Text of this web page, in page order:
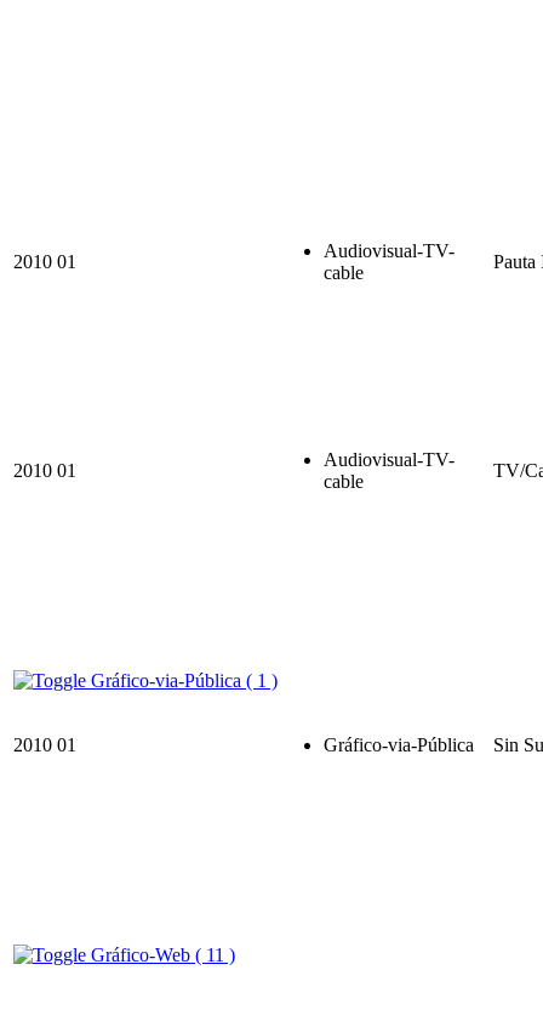
2010 01
Audiovisual-TV-
cable
2010 01
Audiovisual-TV-
cable
TV/
Gráfico-via-Pública ( 1 )
2010 01 Gráfico-via-Pública Sin
Gráfico-Web ( 11 )